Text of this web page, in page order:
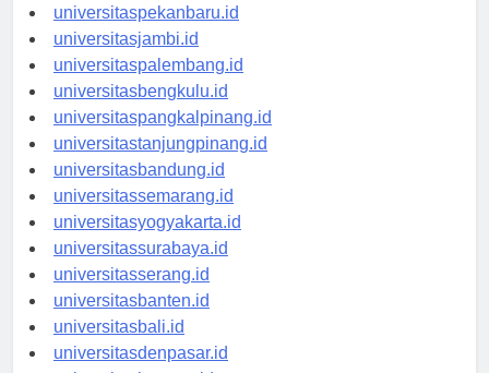
universitaspadang.id
universitaspekanbaru.id
universitasjambi.id
universitaspalembang.id
universitasbengkulu.id
universitaspangkalpinang.id
universitastanjungpinang.id
universitasbandung.id
universitassemarang.id
universitasyogyakarta.id
universitassurabaya.id
universitasserang.id
universitasbanten.id
universitasbali.id